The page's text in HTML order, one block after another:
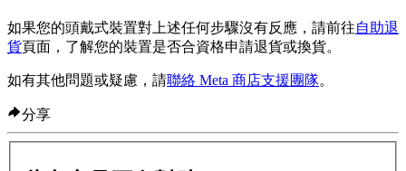
如果您的頭戴式裝置對上述任何步驟沒有反應，請前往自助退
貨頁面，了解您的裝置是否合資格申請退貨或換貨。
如有其他問題或疑慮，請聯絡 Meta 商店支援團隊。
分享